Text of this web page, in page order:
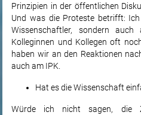
Prinzipien in der öffentlichen
Und was die Proteste betrifft:
Wissenschaftler, sondern
Kolleginnen und Kollegen oft
haben wir an den Reaktionen
auch am IPK.
Hat es die Wissenschaft
Würde ich nicht sagen, die